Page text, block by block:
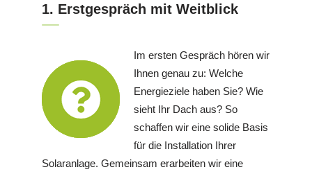
1. Erstgespräch mit Weitblick
Im ersten Gespräch hören wir
Ihnen genau zu: Welche
Energieziele haben Sie? Wie
sieht Ihr Dach aus? So
schaffen wir eine solide Basis
für die Installation Ihrer
Solaranlage. Gemeinsam erarbeiten wir eine